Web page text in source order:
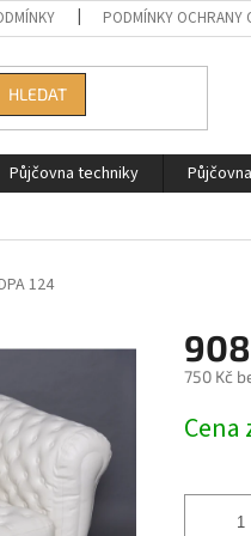
PODMÍNKY OCHRANY
HLEDAT
Půjčovna techniky
124
750 Kč
cena:
Cena